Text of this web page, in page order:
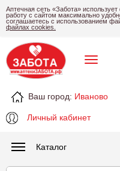
Аптечная сеть «Забота»
работу с сайтом максимально
соглашаетесь с использованием
файлах cookies.
Ваш город: Иваново
Личный кабинет
Каталог